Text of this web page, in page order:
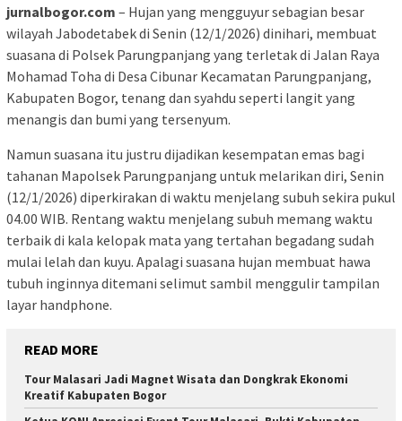
jurnalbogor.com – Hujan yang mengguyur sebagian besar
wilayah Jabodetabek di Senin (12/1/2026) dinihari, membuat
suasana di Polsek Parungpanjang yang terletak di Jalan Raya
Mohamad Toha di Desa Cibunar Kecamatan Parungpanjang,
Kabupaten Bogor, tenang dan syahdu seperti langit yang
menangis dan bumi yang tersenyum.
Namun suasana itu justru dijadikan kesempatan emas bagi
tahanan Mapolsek Parungpanjang untuk melarikan diri, Senin
(12/1/2026) diperkirakan di waktu menjelang subuh sekira pukul
04.00 WIB. Rentang waktu menjelang subuh memang waktu
terbaik di kala kelopak mata yang tertahan begadang sudah
mulai lelah dan kuyu. Apalagi suasana hujan membuat hawa
tubuh inginnya ditemani selimut sambil menggulir tampilan
layar handphone.
READ MORE
Tour Malasari Jadi Magnet Wisata dan Dongkrak Ekonomi
Kreatif Kabupaten Bogor